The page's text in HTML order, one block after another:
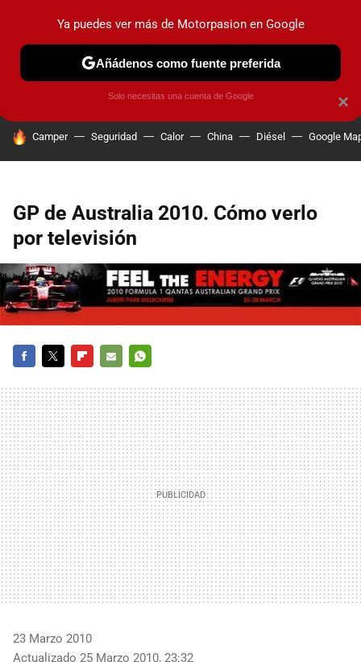
PRUEBAS COCHES ELÉCTRICOS OBSERVATORIO
HOY SE HABLA DE
Camper Seguridad Calor China Diésel Google
GP de Australia 2010. Cómo verlo
por televisión
MAIL
23 Marzo 2010
Actualizado 25 Marzo 2010, 23:32
×
Ya puedes ver más de Motorpasion en Google
Añádenos como fuente preferida
Solo necesitas una cuenta de Google